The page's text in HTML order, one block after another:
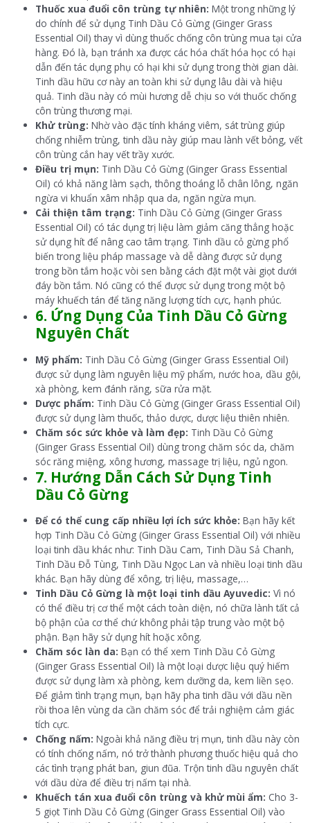
Thuốc xua đuổi côn trùng tự nhiên: Một trong những lý
do chính để sử dụng Tinh Dầu Cỏ Gừng (Ginger Grass
Essential Oil) thay vì dùng thuốc chống côn trùng mua tại cửa
hàng. Đó là, bạn tránh xa được các hóa chất hóa học có hại
dẫn đến tác dụng phụ có hại khi sử dụng trong thời gian dài.
Tinh dầu hữu cơ này an toàn khi sử dụng lâu dài và hiệu
quả. Tinh dầu này có mùi hương dễ chịu so với thuốc chống
côn trùng thương mại.
Khử trùng:Nhờ vào đặc tính kháng viêm, sát trùng giúp
chống nhiễm trùng, tinh dầu này giúp mau lành vết bỏng, vết
côn trùng cắn hay vết trầy xước.
Điều trị mụn: Tinh Dầu Cỏ Gừng (Ginger Grass Essential
Oil) có khả năng làm sạch, thông thoáng lỗ chân lông, ngăn
ngừa vi khuẩn xâm nhập qua da, ngăn ngừa mụn.
Cải thiện tâm trạng: Tinh Dầu Cỏ Gừng (Ginger Grass
Essential Oil) có tác dụng trị liệu làm giảm căng thẳng hoặc
sử dụng hít để nâng cao tâm trạng. Tinh dầu cỏ gừng phổ
biến trong liệu pháp massage và dễ dàng được sử dụng
trong bồn tắm hoặc vòi sen bằng cách đặt một vài giọt dưới
đáy bồn tắm. Nó cũng có thể được sử dụng trong một bộ
máy khuếch tán để tăng năng lượng tích cực, hạnh phúc.
6. Ứng Dụng Của Tinh Dầu Cỏ Gừng
Nguyên Chất
Mỹ phẩm: Tinh Dầu Cỏ Gừng (Ginger Grass Essential Oil)
được sử dụng làm nguyên liệu mỹ phẩm, nước hoa, dầu gội,
xà phòng, kem đánh răng, sữa rửa mặt.
Dược phẩm: Tinh Dầu Cỏ Gừng (Ginger Grass Essential Oil)
được sử dụng làm thuốc, thảo dược, dược liệu thiên nhiên.
Chăm sóc sức khỏe và làm đẹp: Tinh Dầu Cỏ Gừng
(Ginger Grass Essential Oil) dùng trong chăm sóc da, chăm
sóc răng miệng, xông hương, massage trị liệu, ngủ ngon.
7. Hướng Dẫn Cách Sử Dụng Tinh
Dầu Cỏ Gừng
Để có thể cung cấp nhiều lợi ích sức khỏe: Bạn hãy kết
hợp Tinh Dầu Cỏ Gừng (Ginger Grass Essential Oil) với nhiều
loại tinh dầu khác như: Tinh Dầu Cam, Tinh Dầu Sả Chanh,
Tinh Dầu Đỗ Tùng, Tinh Dầu Ngọc Lan và nhiều loại tinh dầu
khác. Bạn hãy dùng để xông, trị liệu, massage,…
Tinh Dầu Cỏ Gừng là một loại tinh dầu Ayuvedic: Vì nó
có thể điều trị cơ thể một cách toàn diện, nó chữa lành tất cả
bộ phận của cơ thể chứ không phải tập trung vào một bộ
phận. Bạn hãy sử dụng hít hoặc xông.
Chăm sóc làn da: Bạn có thể xem Tinh Dầu Cỏ Gừng
(Ginger Grass Essential Oil) là một loại dược liệu quý hiếm
được sử dụng làm xà phòng, kem dưỡng da, kem liền sẹo.
Để giảm tình trạng mụn, bạn hãy pha tinh dầu với dầu nền
rồi thoa lên vùng da cần chăm sóc để trải nghiệm cảm giác
tích cực.
Chống nấm: Ngoài khả năng điều trị mụn, tinh dầu này còn
có tính chống nấm, nó trở thành phương thuốc hiệu quả cho
các tình trạng phát ban, giun đũa. Trộn tinh dầu nguyên chất
với dầu dừa để điều trị nấm tại nhà.
Khuếch tán xua đuổi côn trùng và khử mùi ẩm: Cho 3-
5 giọt Tinh Dầu Cỏ Gừng (Ginger Grass Essential Oil) vào